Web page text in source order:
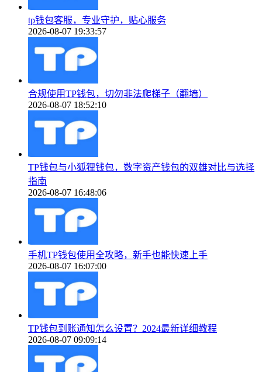
tp钱包客服，专业守护，贴心服务
2026-08-07 19:33:57
合规使用TP钱包，切勿非法爬梯子（翻墙）
2026-08-07 18:52:10
TP钱包与小狐狸钱包，数字资产钱包的双雄对比与选择
指南
2026-08-07 16:48:06
手机TP钱包使用全攻略，新手也能快速上手
2026-08-07 16:07:00
TP钱包到账通知怎么设置？2024最新详细教程
2026-08-07 09:09:14